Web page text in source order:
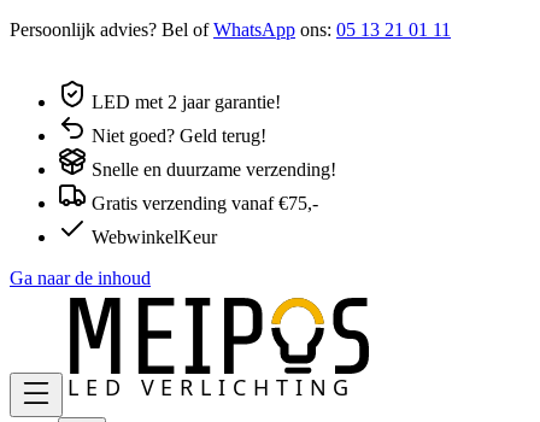
Persoonlijk advies? Bel ofWhatsApp ons: 05 13 21 01 11
LED met 2 jaar garantie!
Niet goed? Geld terug!
Snelle en duurzame verzending!
Gratis verzending vanaf €75,-
WebwinkelKeur
Ga naar de inhoud